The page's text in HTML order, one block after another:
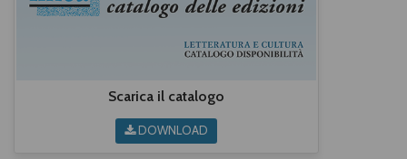
Scarica il catalogo
DOWNLOAD